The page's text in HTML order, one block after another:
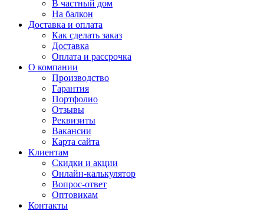
В частный дом
На балкон
Доставка и оплата
Как сделать заказ
Доставка
Оплата и рассрочка
О компании
Производство
Гарантия
Портфолио
Отзывы
Реквизиты
Вакансии
Карта сайта
Клиентам
Скидки и акции
Онлайн-калькулятор
Вопрос-ответ
Оптовикам
Контакты